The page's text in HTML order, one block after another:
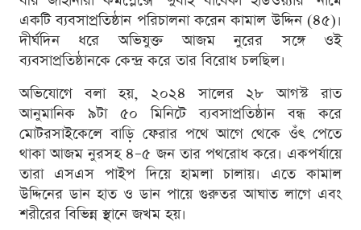
একটি ব্যবসাপ্রতিষ্ঠান পরিচালনা করেন কামাল উদ্দিন (৪৫)।
দীর্ঘদিন ধরে অভিযুক্ত আজম নুরের সঙ্গে ওই
ব্যবসাপ্রতিষ্ঠানকে কেন্দ্র করে তার বিরোধ চলছিল।
অভিযোগে বলা হয়, ২০২৪ সালের ২৮ আগস্ট রাত
আনুমানিক ৯টা ৫০ মিনিটে ব্যবসাপ্রতিষ্ঠান বন্ধ করে
মোটরসাইকেলে বাড়ি ফেরার পথে আগে থেকে ওঁৎ পেতে
থাকা আজম নুরসহ ৪–৫ জন তার পথরোধ করে। একপর্যায়ে
তারা এসএস পাইপ দিয়ে হামলা চালায়। এতে কামাল
উদ্দিনের ডান হাত ও ডান পায়ে গুরুতর আঘাত লাগে এবং
শরীরের বিভিন্ন স্থানে জখম হয়।